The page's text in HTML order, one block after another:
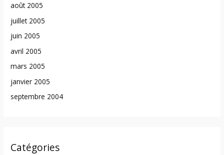
août 2005
juillet 2005
juin 2005
avril 2005
mars 2005
janvier 2005
septembre 2004
Catégories